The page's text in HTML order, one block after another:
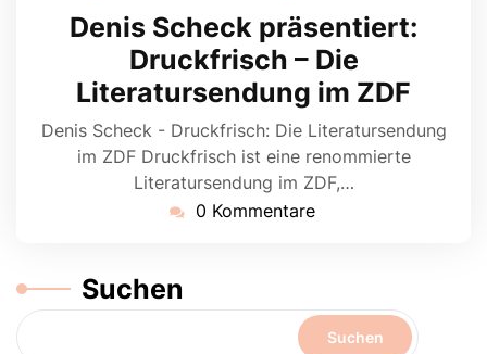
Dezember
2024
Denis Scheck präsentiert:
Druckfrisch – Die
Literatursendung im ZDF
Denis Scheck - Druckfrisch: Die Literatursendung
im ZDF Druckfrisch ist eine renommierte
Literatursendung im ZDF,…
0 Kommentare
Suchen
Suchen